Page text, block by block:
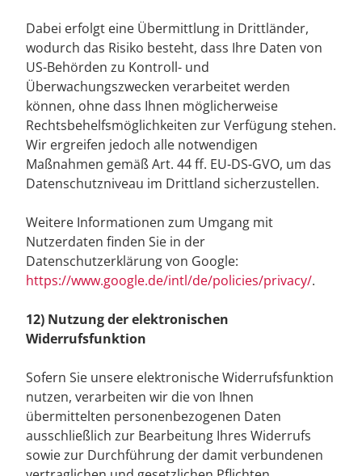
Dabei erfolgt eine Übermittlung in Drittländer,
wodurch das Risiko besteht, dass Ihre Daten von
US-Behörden zu Kontroll- und
Überwachungszwecken verarbeitet werden
können, ohne dass Ihnen möglicherweise
Rechtsbehelfsmöglichkeiten zur Verfügung stehen.
Wir ergreifen jedoch alle notwendigen
Maßnahmen gemäß Art. 44 ff. EU-DS-GVO, um das
Datenschutzniveau im Drittland sicherzustellen.
Weitere Informationen zum Umgang mit
Nutzerdaten finden Sie in der
Datenschutzerklärung von Google:
https://www.google.de/intl/de/policies/privacy/.
12) Nutzung der elektronischen
Widerrufsfunktion
Sofern Sie unsere elektronische Widerrufsfunktion
nutzen, verarbeiten wir die von Ihnen
übermittelten personenbezogenen Daten
ausschließlich zur Bearbeitung Ihres Widerrufs
sowie zur Durchführung der damit verbundenen